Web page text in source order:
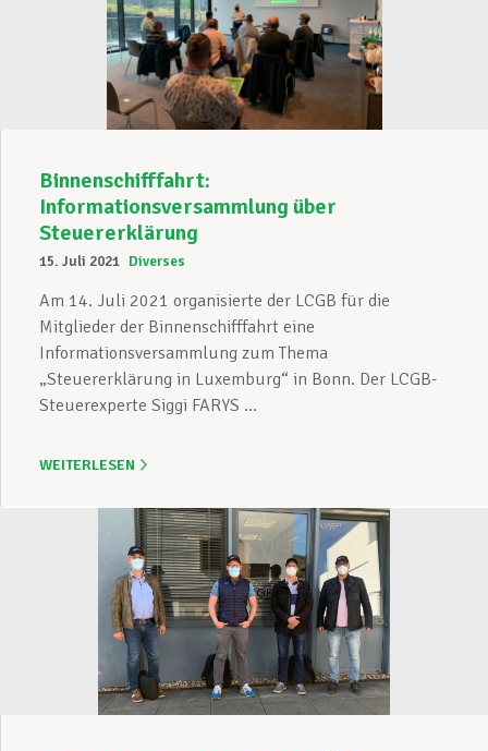
Binnenschifffahrt:
Informationsversammlung über
Steuererklärung
15. Juli 2021 Diverses
Am 14. Juli 2021 organisierte der LCGB für die
Mitglieder der Binnenschifffahrt eine
Informationsversammlung zum Thema
„Steuererklärung in Luxemburg“ in Bonn. Der LCGB-
Steuerexperte Siggi FARYS ...
WEITERLESEN